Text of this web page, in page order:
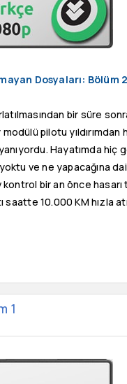
Dosyaları: Bölüm
bir süre
pilotu
Hayatımda hiç
ve ne yapacağına
bir an önce
10.000 KM hızla
1